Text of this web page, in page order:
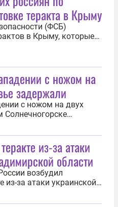
теракта в Крыму
(ФСБ)
в Крыму, которые
по заданию
этом 4 августа
связей (ЦОС)
в Севастополе
России 1992 и 1999
с ножом на
задержали
с ножом на двух
сообщили в СУ СК РФ
ведомстве уточнили,
подозреваемого удалось
местный
Позже его...
из-за атаки
области
возбудил
из-за атаки украинской
области. Об
официальный